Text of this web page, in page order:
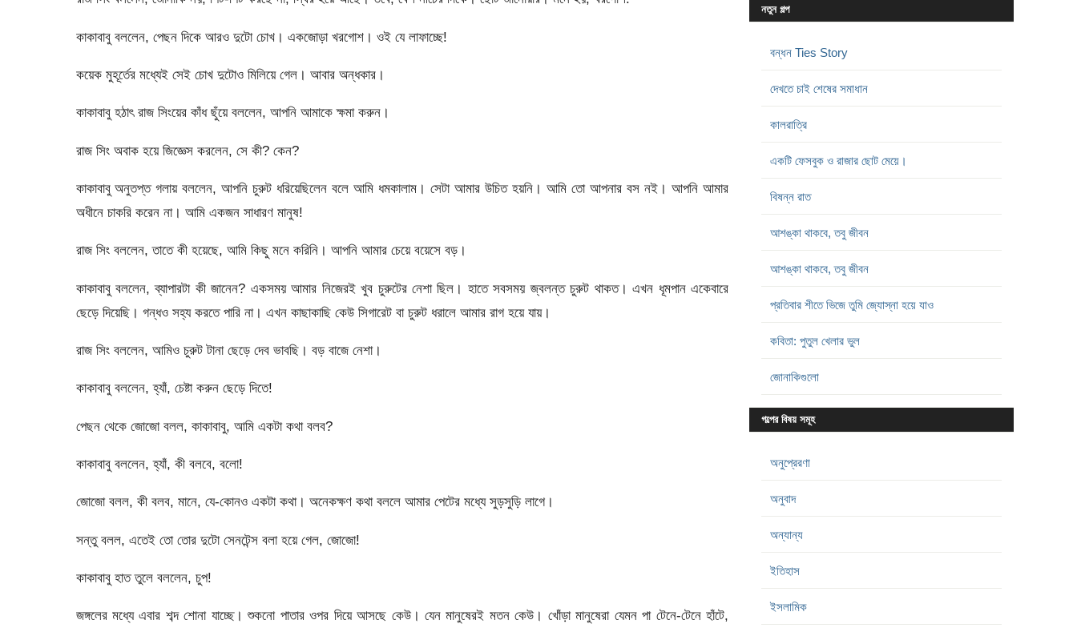
কাকাবাবু বললেন, পেছন দিকে আরও দুটো চোখ। একজোড়া খরগোশ। ওই যে লাফাচ্ছে!
কয়েক মুহূর্তের মধ্যেই সেই চোখ দুটোও মিলিয়ে গেল। আবার অন্ধকার।
কাকাবাবু হঠাৎ রাজ সিংয়ের কাঁধ ছুঁয়ে বললেন, আপনি আমাকে ক্ষমা করুন।
রাজ সিং অবাক হয়ে জিজ্ঞেস করলেন, সে কী? কেন?
কাকাবাবু অনুতপ্ত গলায় বললেন, আপনি চুরুট ধরিয়েছিলেন বলে আমি ধমকালাম। সেটা আমার উচিত হয়নি। আমি তো আপনার বস নই। আপনি আমার
অধীনে চাকরি করেন না। আমি একজন সাধারণ মানুষ!
রাজ সিং বললেন, তাতে কী হয়েছে, আমি কিছু মনে করিনি। আপনি আমার চেয়ে বয়েসে বড়।
কাকাবাবু বললেন, ব্যাপারটা কী জানেন? একসময় আমার নিজেরই খুব চুরুটের নেশা ছিল। হাতে সবসময় জ্বলন্ত চুরুট থাকত। এখন ধূমপান একেবারে
ছেড়ে দিয়েছি। গন্ধও সহ্য করতে পারি না। এখন কাছাকাছি কেউ সিগারেট বা চুরুট ধরালে আমার রাগ হয়ে যায়।
রাজ সিং বললেন, আমিও চুরুট টানা ছেড়ে দেব ভাবছি। বড় বাজে নেশা।
কাকাবাবু বললেন, হ্যাঁ, চেষ্টা করুন ছেড়ে দিতে!
পেছন থেকে জোজো বলল, কাকাবাবু, আমি একটা কথা বলব?
কাকাবাবু বললেন, হ্যাঁ, কী বলবে, বলো!
জোজো বলল, কী বলব, মানে, যে-কোনও একটা কথা। অনেকক্ষণ কথা বললে আমার পেটের মধ্যে সুড়সুড়ি লাগে।
সন্তু বলল, এতেই তো তোর দুটো সেনটেন্স বলা হয়ে গেল, জোজো!
কাকাবাবু হাত তুলে বললেন, চুপ!
জঙ্গলের মধ্যে এবার শব্দ শোনা যাচ্ছে। শুকনো পাতার ওপর দিয়ে আসছে কেউ। যেন মানুষেরই মতন কেউ। খোঁড়া মানুষেরা যেমন পা টেনে-টেনে হাঁটে,
নতুন গল্প
বন্ধন Ties Story
দেখতে চাই শেষের সমাধান
কালরাত্রি
একটি ফেসবুক ও রাজার ছোট মেয়ে।
বিষন্ন রাত
আশঙ্কা থাকবে, তবু জীবন
আশঙ্কা থাকবে, তবু জীবন
প্রতিবার শীতে ভিজে তুমি জ্যোস্না হয়ে যাও
কবিতা: পুতুল খেলার ভুল
জোনাকিগুলো
গল্পের বিষয় সমূহ
অনুপ্রেরণা
অনুবাদ
অন্যান্য
ইতিহাস
ইসলামিক